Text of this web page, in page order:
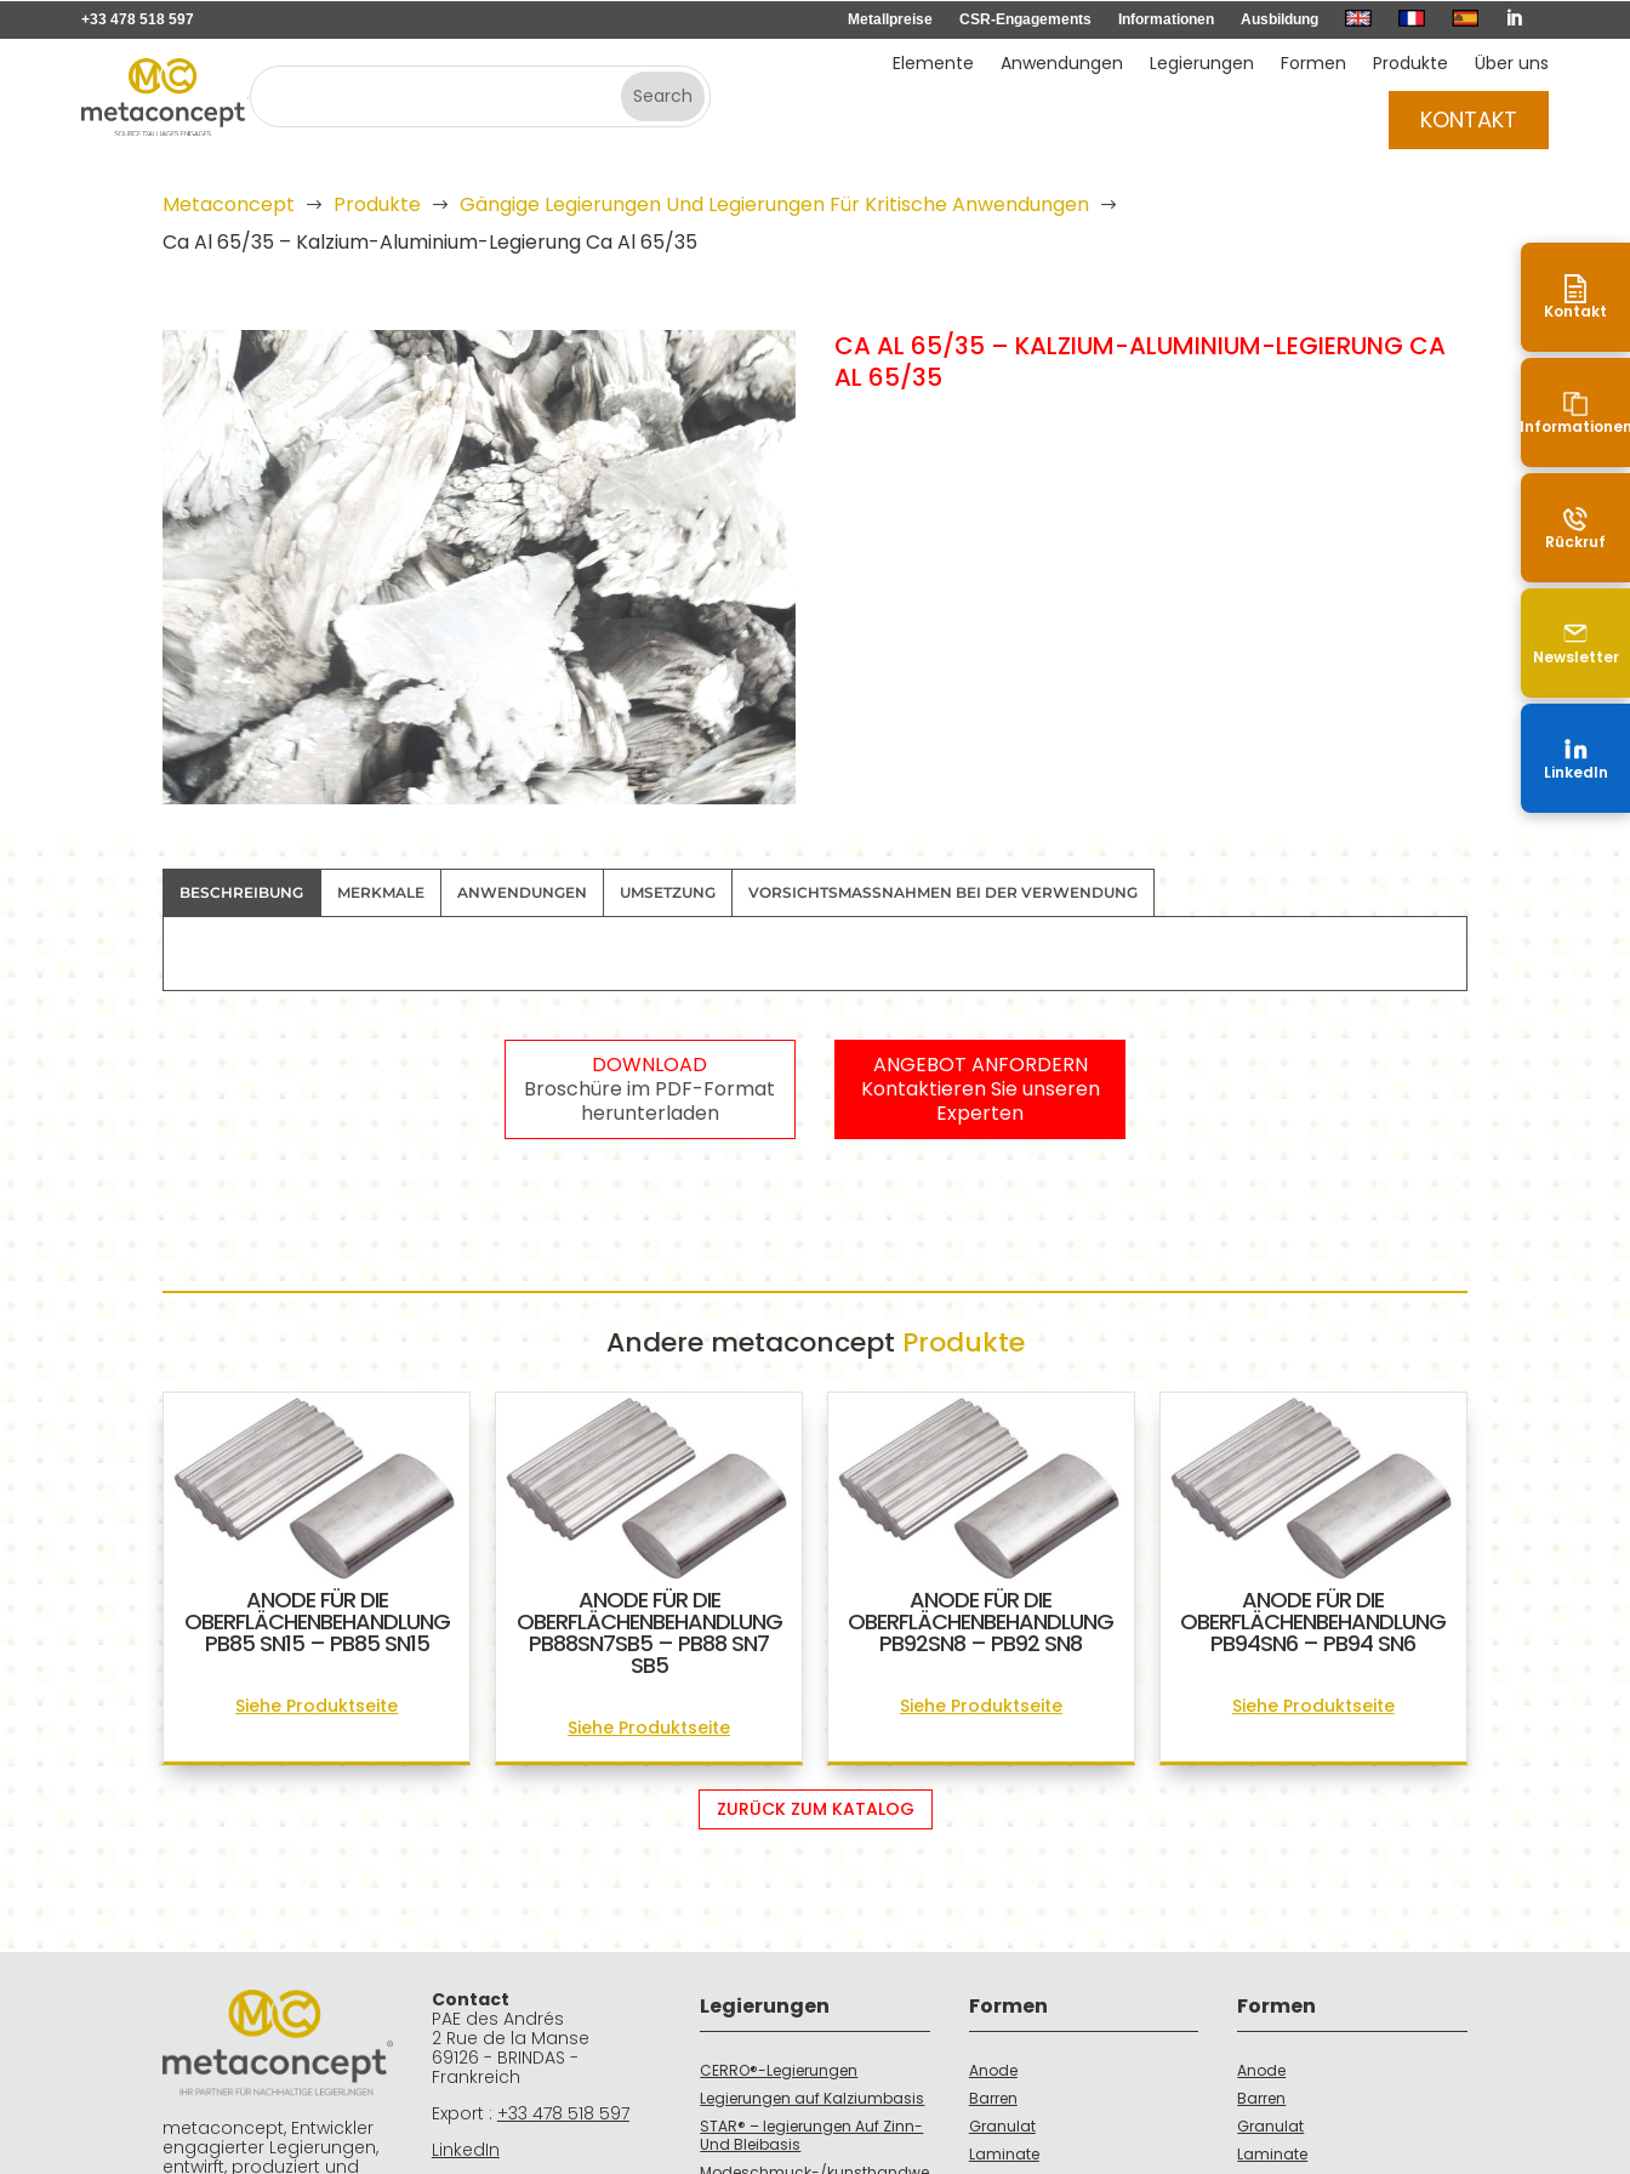
+33 478 518 597 Metallpreise CSR-Engagements Informationen Ausbildung 
Elemente Anwendungen Legierungen Formen Produkte Über uns
KONTAKT
Metaconcept $ Produkte $ Gängige Legierungen Und Legierungen Für Kritische Anwendungen $
Ca Al 65/35 – Kalzium-Aluminium-Legierung Ca Al 65/35
CA AL 65/35 – KALZIUM-ALUMINIUM-LEGIERUNG CA
AL 65/35
BESCHREIBUNG MERKMALE ANWENDUNGEN UMSETZUNG VORSICHTSMASSNAHMEN BEI DER VERWENDUNG
DOWNLOAD
Broschüre im PDF-Format
herunterladen
ANGEBOT ANFORDERN
Kontaktieren Sie unseren
Experten
Andere metaconcept Produkte
ANODE FÜR DIE
OBERFLÄCHENBEHANDLUNG
PB85 SN15 – PB85 SN15
Siehe Produktseite
ANODE FÜR DIE
OBERFLÄCHENBEHANDLUNG
PB88SN7SB5 – PB88 SN7
SB5
Siehe Produktseite
ANODE FÜR DIE
OBERFLÄCHENBEHANDLUNG
PB92SN8 – PB92 SN8
Siehe Produktseite
ANODE FÜR DIE
OBERFLÄCHENBEHANDLUNG
PB94SN6 – PB94 SN6
Siehe Produktseite
ZURÜCK ZUM KATALOG
metaconcept, Entwickler
engagierter Legierungen,
entwirft, produziert und
Contact
PAE des Andrés
2 Rue de la Manse
69126 - BRINDAS -
Frankreich
Export : +33 478 518 597
LinkedIn
Legierungen
CERRO®-Legierungen
Legierungen auf Kalziumbasis
STAR® – legierungen Auf Zinn-
Und Bleibasis
Formen
Anode
Barren
Granulat
Laminate
Formen
Anode
Barren
Granulat
Laminate
Kontakt
Rückruf
Newsletter
LinkedIn